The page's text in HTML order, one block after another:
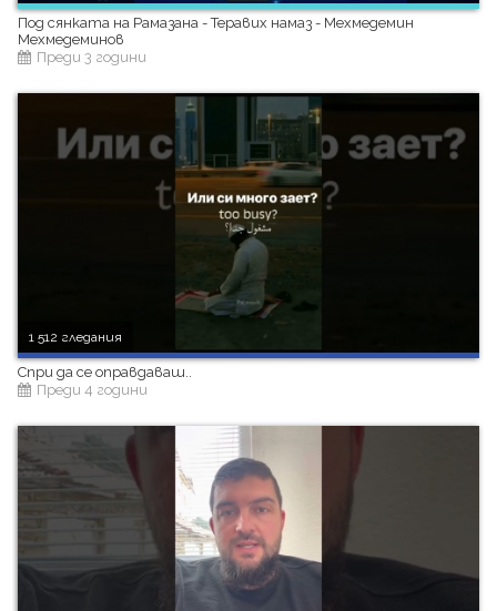
Под сянката на Рамазана - Теравих намаз - Мехмедемин
Мехмедеминов
Преди 3 години
1 512 гледания
Спри да се оправдаваш..
Преди 4 години